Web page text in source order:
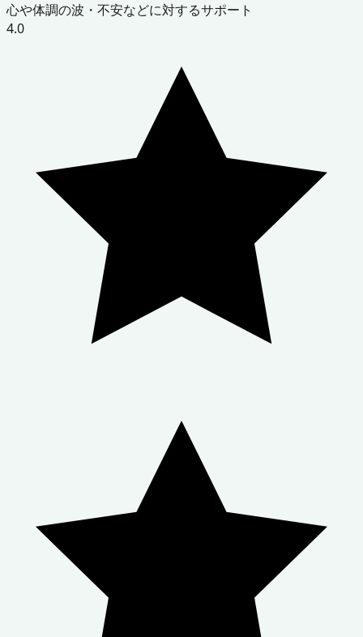
心や体調の波・不安などに対するサポート
4.0